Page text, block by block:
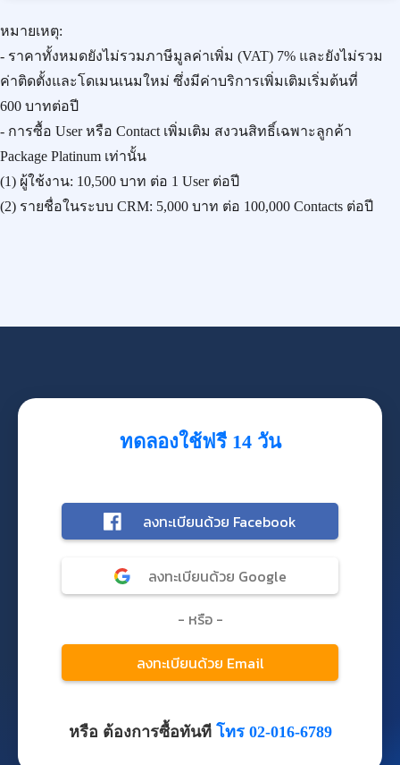
หมายเหตุ:
- ราคาทั้งหมดยังไม่รวมภาษีมูลค่าเพิ่ม (VAT) 7% และยังไม่รวม
ค่าติดตั้งและโดเมนเนมใหม่ ซึ่งมีค่าบริการเพิ่มเติมเริ่มต้นที่
600 บาทต่อปี
- การซื้อ User หรือ Contact เพิ่มเติม สงวนสิทธิ์เฉพาะลูกค้า
Package Platinum เท่านั้น
(1) ผู้ใช้งาน: 10,500 บาท ต่อ 1 User ต่อปี
(2) รายชื่อในระบบ CRM: 5,000 บาท ต่อ 100,000 Contacts ต่อปี
ทดลองใช้ฟรี 14 วัน
หรือ ต้องการซื้อทันที โทร 02-016-6789